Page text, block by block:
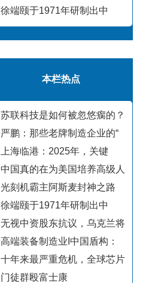
徐端颐于1971年研制出中
本栏热点
苏联科技是如何被忽悠瘸的？
严鹏：那些老牌制造企业的“
上海临港：2025年，关键
中国真的在为美国培养高级人
光刻机霸主阿斯麦封神之路
徐端颐于1971年研制出中
无视中资股东抗议，乌克兰将
高端装备制造业I中国盾构：
十年来最严重危机，全球芯片
门徒群殴富士康